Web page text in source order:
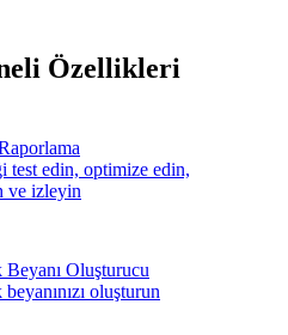
Özellikleri
test edin, optimize edin,
ve izleyin
Oluşturucu
oluşturun